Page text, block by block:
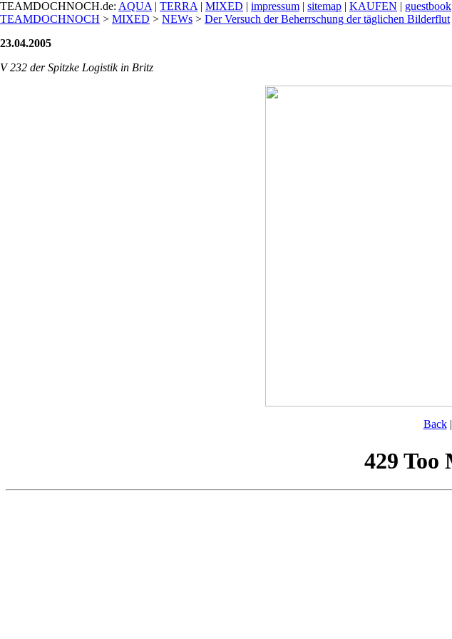
TEAMDOCHNOCH.de: AQUA | TERRA | MIXED | impressum | sitemap | KAUFEN | guestbook
TEAMDOCHNOCH > MIXED > NEWs > Der Versuch der Beherrschung der täglichen Bilderflut
23.04.2005
V 232 der Spitzke Logistik in Britz
Back|